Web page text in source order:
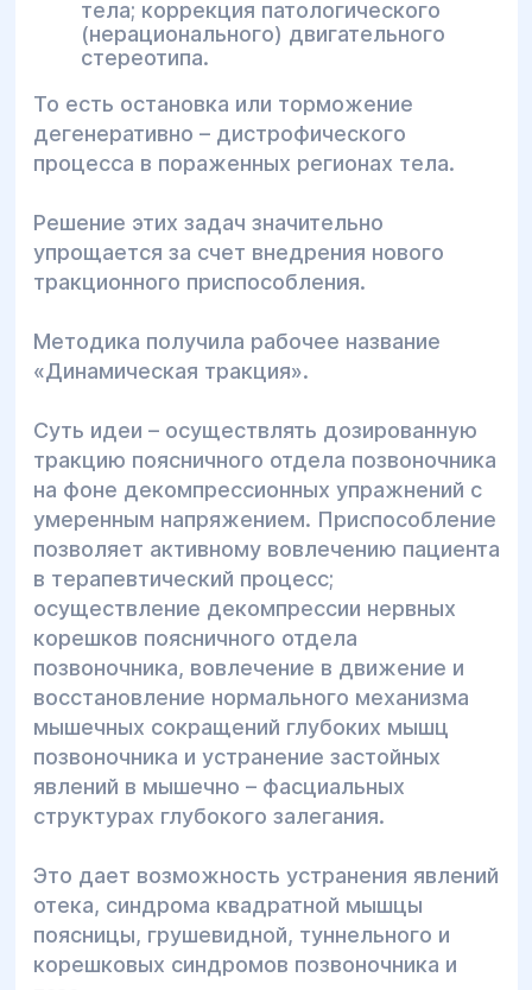
тела; коррекция патологического
(нерационального) двигательного
стереотипа.
То есть остановка или торможение
дегенеративно – дистрофического
процесса в пораженных регионах тела.
Решение этих задач значительно
упрощается за счет внедрения нового
тракционного приспособления.
Методика получила рабочее название
«Динамическая тракция».
Суть идеи – осуществлять дозированную
тракцию поясничного отдела позвоночника
на фоне декомпрессионных упражнений с
умеренным напряжением. Приспособление
позволяет активному вовлечению пациента
в терапевтический процесс;
осуществление декомпрессии нервных
корешков поясничного отдела
позвоночника, вовлечение в движение и
восстановление нормального механизма
мышечных сокращений глубоких мышц
позвоночника и устранение застойных
явлений в мышечно – фасциальных
структурах глубокого залегания.
Это дает возможность устранения явлений
отека, синдрома квадратной мышцы
поясницы, грушевидной, туннельного и
корешковых синдромов позвоночника и